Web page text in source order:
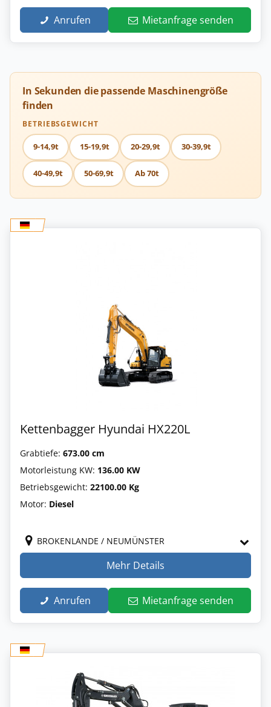
Anrufen Mietanfrage senden
In Sekunden die passende Maschinengröße
finden
BETRIEBSGEWICHT
9-14,9t 15-19,9t 20-29,9t 30-39,9t
40-49,9t 50-69,9t Ab 70t
Kettenbagger Hyundai HX220L
Grabtiefe: 673.00 cm
Motorleistung KW: 136.00 KW
Betriebsgewicht: 22100.00 Kg
Motor: Diesel
BROKENLANDE / NEUMÜNSTER
Mehr Details
Anrufen Mietanfrage senden